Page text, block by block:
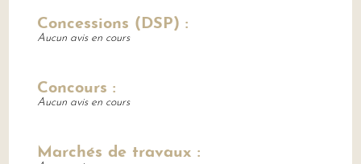
Concessions (DSP) :
Aucun avis en cours
Concours :
Aucun avis en cours
Marchés de travaux :